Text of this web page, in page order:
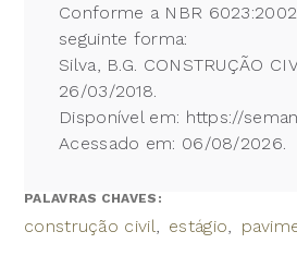
Conforme a NBR
seguinte forma:
Silva, B.G. CONSTRUÇÃO
26/03/2018.
Disponível em: https://
Acessado em: 06/08/2026.
PALAVRAS CHAVES:
construção civil estágio